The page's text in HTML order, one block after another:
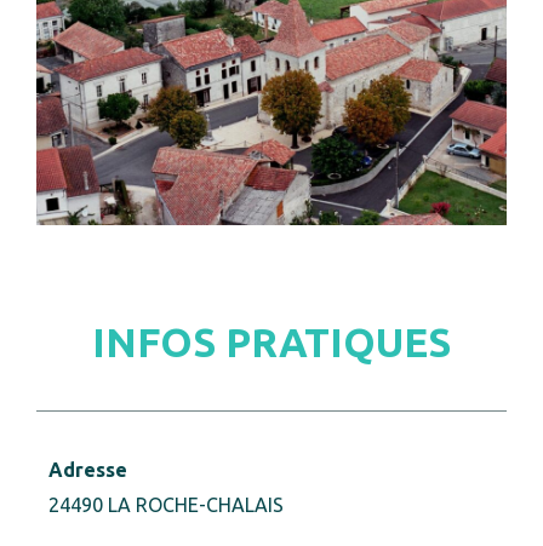
INFOS PRATIQUES
Adresse
24490 LA ROCHE-CHALAIS